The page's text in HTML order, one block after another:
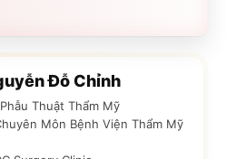
Đỗ Chỉnh
Thuật Thẩm Mỹ
Môn Bệnh Viện Thẩm Mỹ